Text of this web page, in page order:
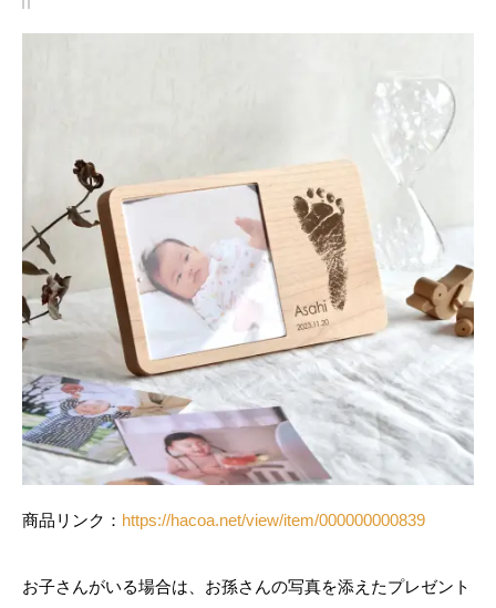
商品リンク： https://hacoa.net/view/item/000000000839
お子さんがいる場合は、お孫さんの写真を添えたプレゼント